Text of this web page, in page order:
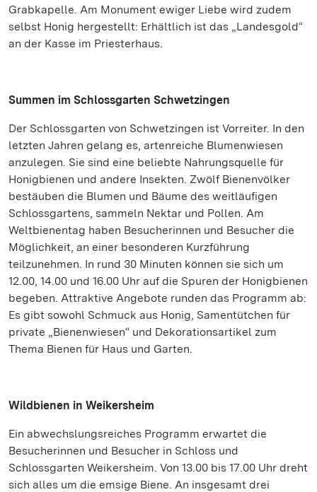
Grabkapelle. Am Monument ewiger Liebe wird zudem
selbst Honig hergestellt: Erhältlich ist das „Landesgold“
an der Kasse im Priesterhaus.
Summen im Schlossgarten Schwetzingen
Der Schlossgarten von Schwetzingen ist Vorreiter. In den
letzten Jahren gelang es, artenreiche Blumenwiesen
anzulegen. Sie sind eine beliebte Nahrungsquelle für
Honigbienen und andere Insekten. Zwölf Bienenvölker
bestäuben die Blumen und Bäume des weitläufigen
Schlossgartens, sammeln Nektar und Pollen. Am
Weltbienentag haben Besucherinnen und Besucher die
Möglichkeit, an einer besonderen Kurzführung
teilzunehmen. In rund 30 Minuten können sie sich um
12.00, 14.00 und 16.00 Uhr auf die Spuren der Honigbienen
begeben. Attraktive Angebote runden das Programm ab:
Es gibt sowohl Schmuck aus Honig, Samentütchen für
private „Bienenwiesen“ und Dekorationsartikel zum
Thema Bienen für Haus und Garten.
Wildbienen in Weikersheim
Ein abwechslungsreiches Programm erwartet die
Besucherinnen und Besucher in Schloss und
Schlossgarten Weikersheim. Von 13.00 bis 17.00 Uhr dreht
sich alles um die emsige Biene. An insgesamt drei